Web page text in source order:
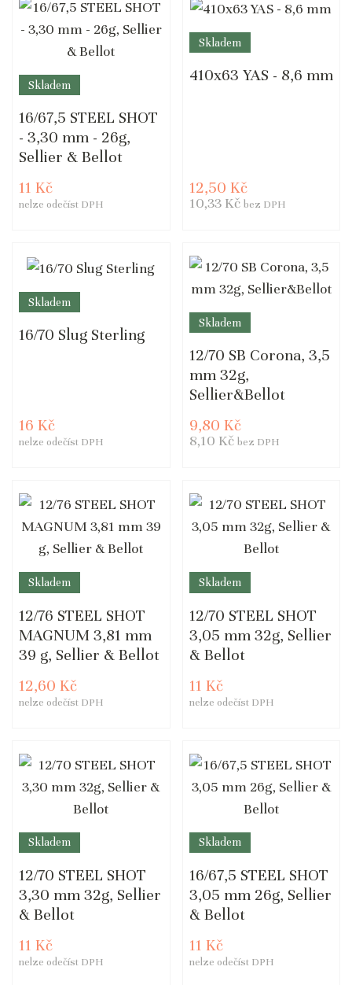
Skladem
16/67,5 STEEL SHOT
- 3,30 mm - 26g,
Sellier & Bellot
11 Kč
nelze odečíst DPH
Skladem
410x63 YAS - 8,6 mm
12,50 Kč
10,33 Kč bez DPH
Skladem
16/70 Slug Sterling
16 Kč
nelze odečíst DPH
Skladem
12/70 SB Corona, 3,5
mm 32g,
Sellier&Bellot
9,80 Kč
8,10 Kč bez DPH
Skladem
12/76 STEEL SHOT
MAGNUM 3,81 mm
39 g, Sellier & Bellot
12,60 Kč
nelze odečíst DPH
Skladem
12/70 STEEL SHOT
3,05 mm 32g, Sellier
& Bellot
11 Kč
nelze odečíst DPH
Skladem
12/70 STEEL SHOT
3,30 mm 32g, Sellier
& Bellot
11 Kč
nelze odečíst DPH
Skladem
16/67,5 STEEL SHOT
3,05 mm 26g, Sellier
& Bellot
11 Kč
nelze odečíst DPH